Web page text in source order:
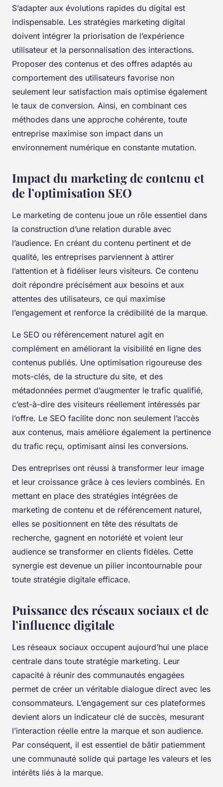
S’adapter aux évolutions rapides du digital est
indispensable. Les stratégies marketing digital
doivent intégrer la priorisation de l’expérience
utilisateur et la personnalisation des interactions.
Proposer des contenus et des offres adaptés au
comportement des utilisateurs favorise non
seulement leur satisfaction mais optimise également
le taux de conversion. Ainsi, en combinant ces
méthodes dans une approche cohérente, toute
entreprise maximise son impact dans un
environnement numérique en constante mutation.
Impact du marketing de contenu et
de l’optimisation SEO
Le marketing de contenu joue un rôle essentiel dans
la construction d’une relation durable avec
l’audience. En créant du contenu pertinent et de
qualité, les entreprises parviennent à attirer
l’attention et à fidéliser leurs visiteurs. Ce contenu
doit répondre précisément aux besoins et aux
attentes des utilisateurs, ce qui maximise
l’engagement et renforce la crédibilité de la marque.
Le SEO ou référencement naturel agit en
complément en améliorant la visibilité en ligne des
contenus publiés. Une optimisation rigoureuse des
mots-clés, de la structure du site, et des
métadonnées permet d’augmenter le trafic qualifié,
c’est-à-dire des visiteurs réellement intéressés par
l’offre. Le SEO facilite donc non seulement l’accès
aux contenus, mais améliore également la pertinence
du trafic reçu, optimisant ainsi les conversions.
Des entreprises ont réussi à transformer leur image
et leur croissance grâce à ces leviers combinés. En
mettant en place des stratégies intégrées de
marketing de contenu et de référencement naturel,
elles se positionnent en tête des résultats de
recherche, gagnent en notoriété et voient leur
audience se transformer en clients fidèles. Cette
synergie est devenue un pilier incontournable pour
toute stratégie digitale efficace.
Puissance des réseaux sociaux et de
l’influence digitale
Les réseaux sociaux occupent aujourd’hui une place
centrale dans toute stratégie marketing. Leur
capacité à réunir des communautés engagées
permet de créer un véritable dialogue direct avec les
consommateurs. L’engagement sur ces plateformes
devient alors un indicateur clé de succès, mesurant
l’interaction réelle entre la marque et son audience.
Par conséquent, il est essentiel de bâtir patiemment
une communauté solide qui partage les valeurs et les
intérêts liés à la marque.